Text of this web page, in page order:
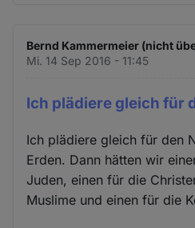
Bernd Kammermeier (nicht
Mi. 14 Sep 2016 - 11:45
Ich plädiere gleich für
Ich plädiere gleich für den
Erden. Dann hätten wir
Juden, einen für die
Muslime und einen für die